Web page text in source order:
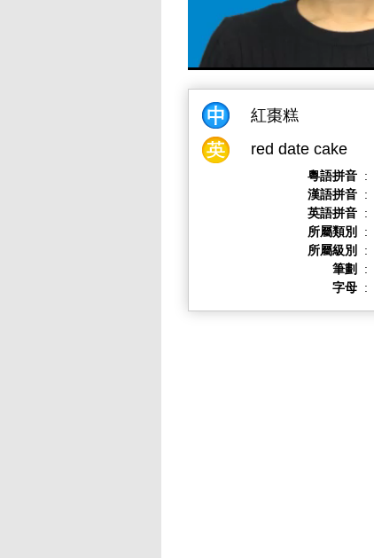
紅棗糕
red date cake
粵語拼音 :
漢語拼音 :
英語拼音 :
所屬類別
:
所屬級別
:
筆劃
:
字母 :